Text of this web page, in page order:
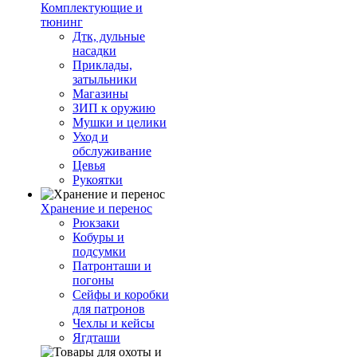
Комплектующие и
тюнинг
Дтк, дульные
насадки
Приклады,
затыльники
Магазины
ЗИП к оружию
Мушки и целики
Уход и
обслуживание
Цевья
Рукоятки
Хранение и перенос
Рюкзаки
Кобуры и
подсумки
Патронташи и
погоны
Сейфы и коробки
для патронов
Чехлы и кейсы
Ягдташи